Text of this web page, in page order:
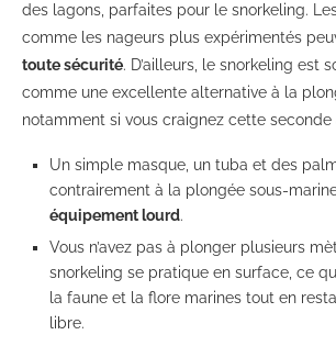
des lagons, parfaites pour le snorkeling.
comme les nageurs plus expérimentés
toute sécurité. D’ailleurs, le snorkeling est
comme une excellente alternative à la
notamment si vous craignez cette seconde
Un simple masque, un tuba et des
contrairement à la plongée sous-
équipement lourd.
Vous n’avez pas à plonger plusieurs
snorkeling se pratique en surface, ce
la faune et la flore marines tout en
libre.